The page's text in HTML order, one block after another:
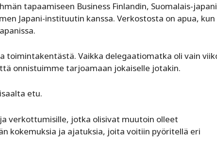
tapaamiseen Business Finlandin, Suomalais-
Japani-instituutin kanssa. Verkostosta on apua, kun
toimintakentästä. Vaikka delegaatiomatka oli vain
onnistuimme tarjoamaan jokaiselle jotakin.
etu.
verkottumisille, jotka olisivat muutoin olleet
kokemuksia ja ajatuksia, joita voitiin pyöritellä eri